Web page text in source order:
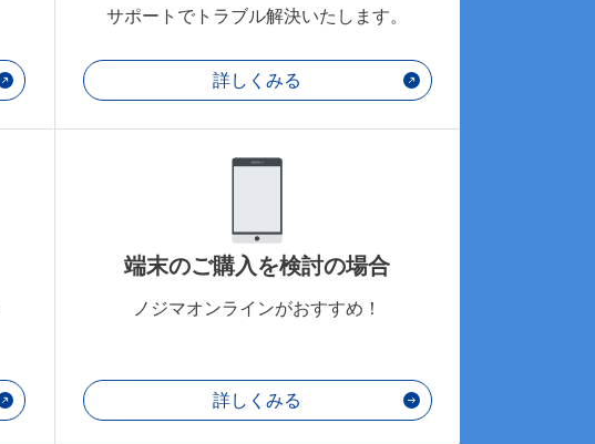
サポートでトラブル解決いたします。
詳しくみる
端末のご購入を検討の場合
ノジマオンラインがおすすめ！
詳しくみる